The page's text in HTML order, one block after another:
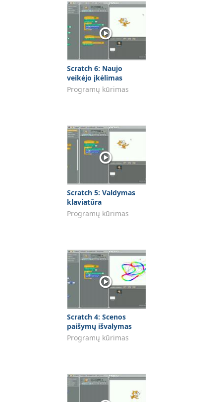
Scratch 6: Naujo
veikėjo įkėlimas
Programų kūrimas
Scratch 5: Valdymas
klaviatūra
Programų kūrimas
Scratch 4: Scenos
paišymų išvalymas
Programų kūrimas